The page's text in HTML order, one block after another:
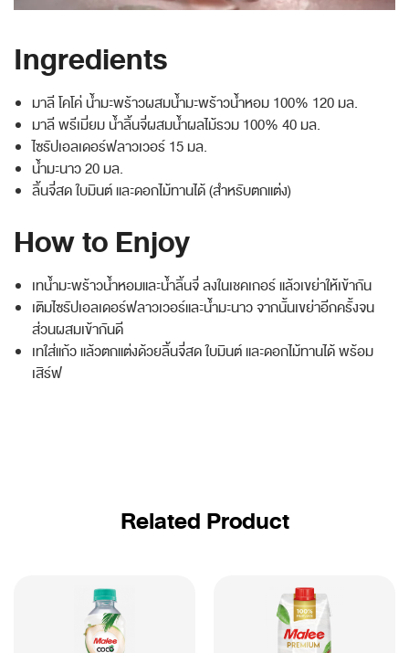
Ingredients
มาลี โคโค่ น้ำมะพร้าวผสมน้ำมะพร้าวน้ำหอม 100% 120 มล.
มาลี พรีเมี่ยม น้ำลิ้นจี่ผสมน้ำผลไม้รวม 100% 40 มล.
ไซรัปเอลเดอร์ฟลาวเวอร์ 15 มล.
น้ำมะนาว 20 มล.
ลิ้นจี่สด ใบมินต์ และดอกไม้ทานได้ (สำหรับตกแต่ง)
How to Enjoy
เทน้ำมะพร้าวน้ำหอมและน้ำลิ้นจี่ ลงในเชคเกอร์ แล้วเขย่าให้เข้ากัน
เติมไซรัปเอลเดอร์ฟลาวเวอร์และน้ำมะนาว จากนั้นเขย่าอีกครั้งจน
ส่วนผสมเข้ากันดี
เทใส่แก้ว แล้วตกแต่งด้วยลิ้นจี่สด ใบมินต์ และดอกไม้ทานได้ พร้อม
เสิร์ฟ
Related Product